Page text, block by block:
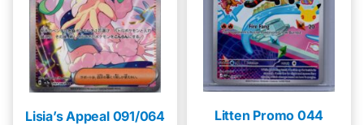
Lisia’s Appeal 091/064
Litten Promo 044